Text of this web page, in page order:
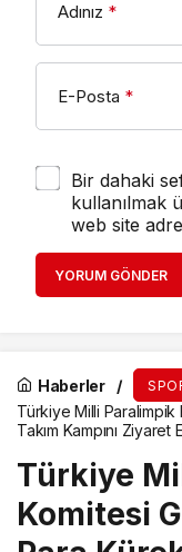
Adınız *
E-Posta *
Bir dahaki
kullanılmak
web site
YORUM GÖNDER
Haberler
Türkiye Milli
Takım Kampını Ziyaret
Türkiye
Komitesi